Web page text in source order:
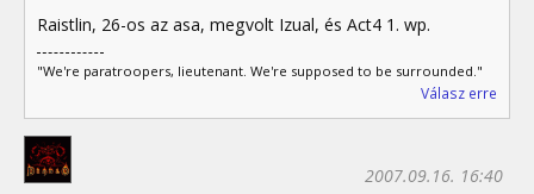
Raistlin, 26-os az asa, megvolt Izual, és Act4 1. wp.
"We're paratroopers, lieutenant. We're supposed to be surrounded."
Válasz erre
2007.09.16. 16:40